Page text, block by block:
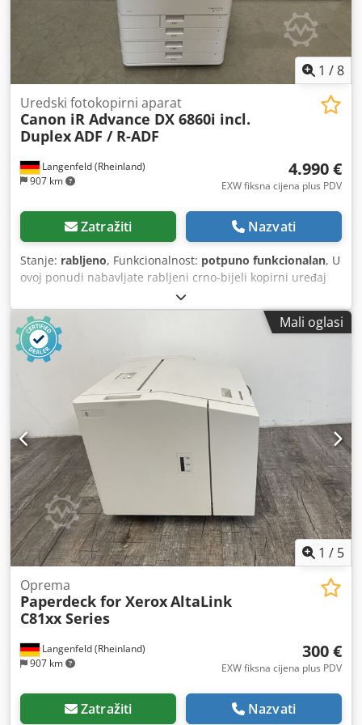
1 /8
Langenfeld (Rheinland)
907 km
Uredski fotokopirni aparat
Canon iR Advance DX 6860i incl.
DuplexADF / R-ADF
4.990 €
EXW fiksna cijena plus PDV
Zatražiti Nazvati
Stanje: rabljeno, Funkcionalnost: potpuno funkcionalan, U
ovoj ponudi nabavljate rabljeni crno-bijeli kopirni uređaj
"Canon iR Advance DX 6860i". Predmet prodaje: 1 x Canon
iR Advance DX 6860i sa sljedećom opremom: uključujući
dvostrani ispis uključujući ADF / R-ADF Niste zadovoljni
opremom? Nema problema, stroj možemo konfigurirati
prema vašim željama. Slobodno nas kontaktirajte! Broj
isprintanih stranica: Ukupno: Otprilike 1.063 stranice
Stanje: Ova ponuda odnosi se na rabljeni uređaj koji može
imati tragove korištenja (manje ogrebotine ili žutilo). Uređaj
je testiran i funkcionalan. Na fotografiji se može vidjeti
probni ispis. Csdpfx Akozb Akaskjrf Pakiranje i dostava:
Možete pogledati uređaj u našem radnom vremenu.
Molimo vas da se dogovorite za termin! Moguće je
osigurati pakiranje prikladno za pomorski prijevoz i
svjetsku dostavu, na vaš zahtjev! Prije slanja ili
preuzimanja snimamo videozapis funkcionalnog testa. Za
dodatne informacije možete nas kontaktirati i osobno.
Mali oglasi
1 / 5
Langenfeld (Rheinland)
907 km
Oprema
Paperdeck for XeroxAltaLink
C81xx Series
300 €
EXW fiksna cijena plus PDV
Zatražiti Nazvati